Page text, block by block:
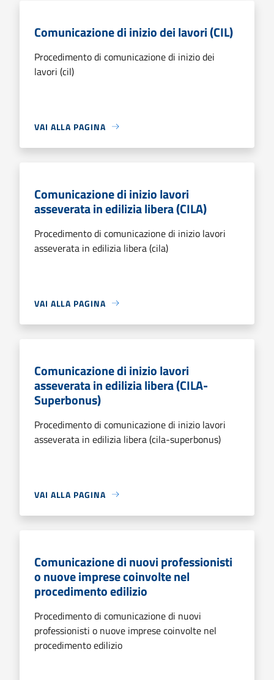
Comunicazione di inizio dei lavori (CIL)
Procedimento di comunicazione di inizio dei
lavori (cil)
VAI ALLA PAGINA
Comunicazione di inizio lavori
asseverata in edilizia libera (CILA)
Procedimento di comunicazione di inizio lavori
asseverata in edilizia libera (cila)
VAI ALLA PAGINA
Comunicazione di inizio lavori
asseverata in edilizia libera (CILA-
Superbonus)
Procedimento di comunicazione di inizio lavori
asseverata in edilizia libera (cila-superbonus)
VAI ALLA PAGINA
Comunicazione di nuovi professionisti
o nuove imprese coinvolte nel
procedimento edilizio
Procedimento di comunicazione di nuovi
professionisti o nuove imprese coinvolte nel
procedimento edilizio